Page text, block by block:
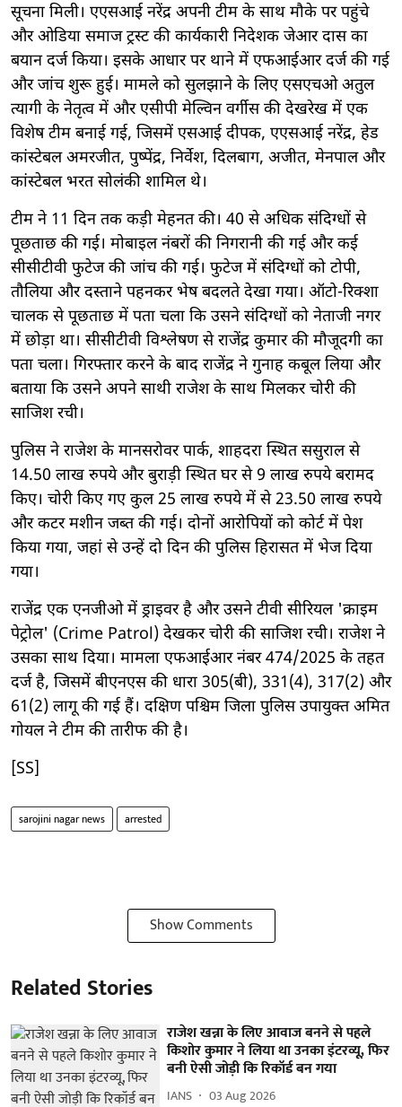
सूचना मिली। एएसआई नरेंद्र अपनी टीम के साथ मौके पर पहुंचे
और ओडिया समाज ट्रस्ट की कार्यकारी निदेशक जेआर दास का
बयान दर्ज किया। इसके आधार पर थाने में एफआईआर दर्ज की गई
और जांच शुरू हुई। मामले को सुलझाने के लिए एसएचओ अतुल
त्यागी के नेतृत्व में और एसीपी मेल्विन वर्गीस की देखरेख में एक
विशेष टीम बनाई गई, जिसमें एसआई दीपक, एएसआई नरेंद्र, हेड
कांस्टेबल अमरजीत, पुष्पेंद्र, निर्वेश, दिलबाग, अजीत, मेनपाल और
कांस्टेबल भरत सोलंकी शामिल थे।
टीम ने 11 दिन तक कड़ी मेहनत की। 40 से अधिक संदिग्धों से
पूछताछ की गई। मोबाइल नंबरों की निगरानी की गई और कई
सीसीटीवी फुटेज की जांच की गई। फुटेज में संदिग्धों को टोपी,
तौलिया और दस्ताने पहनकर भेष बदलते देखा गया। ऑटो-रिक्शा
चालक से पूछताछ में पता चला कि उसने संदिग्धों को नेताजी नगर
में छोड़ा था। सीसीटीवी विश्लेषण से राजेंद्र कुमार की मौजूदगी का
पता चला। गिरफ्तार करने के बाद राजेंद्र ने गुनाह कबूल लिया और
बताया कि उसने अपने साथी राजेश के साथ मिलकर चोरी की
साजिश रची।
पुलिस ने राजेश के मानसरोवर पार्क, शाहदरा स्थित ससुराल से
14.50 लाख रुपये और बुराड़ी स्थित घर से 9 लाख रुपये बरामद
किए। चोरी किए गए कुल 25 लाख रुपये में से 23.50 लाख रुपये
और कटर मशीन जब्त की गई। दोनों आरोपियों को कोर्ट में पेश
किया गया, जहां से उन्हें दो दिन की पुलिस हिरासत में भेज दिया
गया।
राजेंद्र एक एनजीओ में ड्राइवर है और उसने टीवी सीरियल 'क्राइम
पेट्रोल' (Crime Patrol) देखकर चोरी की साजिश रची। राजेश ने
उसका साथ दिया। मामला एफआईआर नंबर 474/2025 के तहत
दर्ज है, जिसमें बीएनएस की धारा 305(बी), 331(4), 317(2) और
61(2) लागू की गई हैं। दक्षिण पश्चिम जिला पुलिस उपायुक्त अमित
गोयल ने टीम की तारीफ की है।
[SS]
sarojini nagar news arrested
Show Comments
Related Stories
राजेश खन्ना के लिए आवाज बनने से पहले
किशोर कुमार ने लिया था उनका इंटरव्यू, फिर
बनी ऐसी जोड़ी कि रिकॉर्ड बन गया
IANS 03 Aug 2026